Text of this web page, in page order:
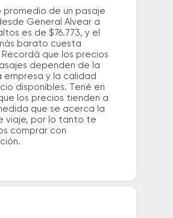
promedio de un pasaje
General Alvear a
es de $76.773, y el
barato cuesta
Recordá que los precios
dependen de la
empresa y la calidad
disponibles. Tené en
los precios tienden a
que se acerca la
viaje, por lo tanto te
comprar con